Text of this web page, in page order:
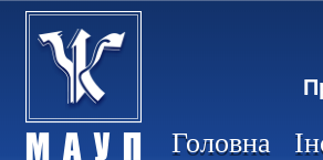
Головна